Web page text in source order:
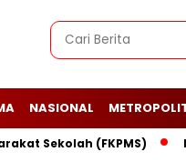
NASIONAL
Sekolah (FKPMS) Ini